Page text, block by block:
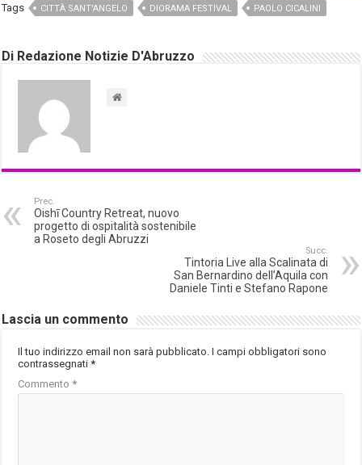
Tags CITTÀ SANT'ANGELO DIORAMA FESTIVAL PAOLO CICALINI
Di Redazione Notizie D'Abruzzo
Prec.
Oishī Country Retreat, nuovo
progetto di ospitalità sostenibile
a Roseto degli Abruzzi
Succ.
Tintoria Live alla Scalinata di
San Bernardino dell’Aquila con
Daniele Tinti e Stefano Rapone
Lascia un commento
Il tuo indirizzo email non sarà pubblicato. I campi obbligatori sono
contrassegnati*
Commento*